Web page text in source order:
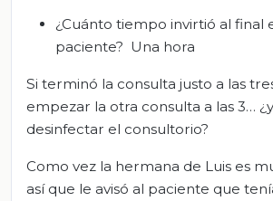
¿Cuánto tiempo invirtió al final
paciente? Una hora
Si terminó la consulta justo a las
empezar la otra consulta a las 3…
desinfectar el consultorio?
Como vez la hermana de Luis es
así que le avisó al paciente que